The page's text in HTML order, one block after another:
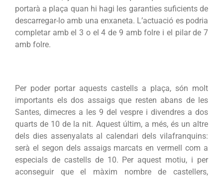
portarà a plaça quan hi hagi les garanties suficients de
descarregar-lo amb una enxaneta. L’actuació es podria
completar amb el 3 o el 4 de 9 amb folre i el pilar de 7
amb folre.
Per poder portar aquests castells a plaça, són molt
importants els dos assaigs que resten abans de les
Santes, dimecres a les 9 del vespre i divendres a dos
quarts de 10 de la nit. Aquest últim, a més, és un altre
dels dies assenyalats al calendari dels vilafranquins:
serà el segon dels assaigs marcats en vermell com a
especials de castells de 10. Per aquest motiu, i per
aconseguir que el màxim nombre de castellers,